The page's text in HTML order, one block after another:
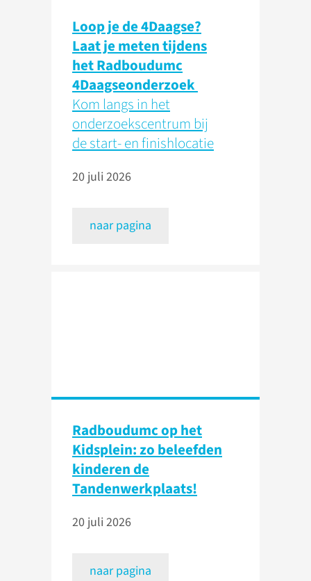
Loop je de 4Daagse?
Laat je meten tijdens
het Radboudumc
4Daagseonderzoek
Kom langs in het
onderzoekscentrum bij
de start- en finishlocatie
20 juli 2026
naar pagina
Radboudumc op het
Kidsplein: zo beleefden
kinderen de
Tandenwerkplaats!
20 juli 2026
naar pagina